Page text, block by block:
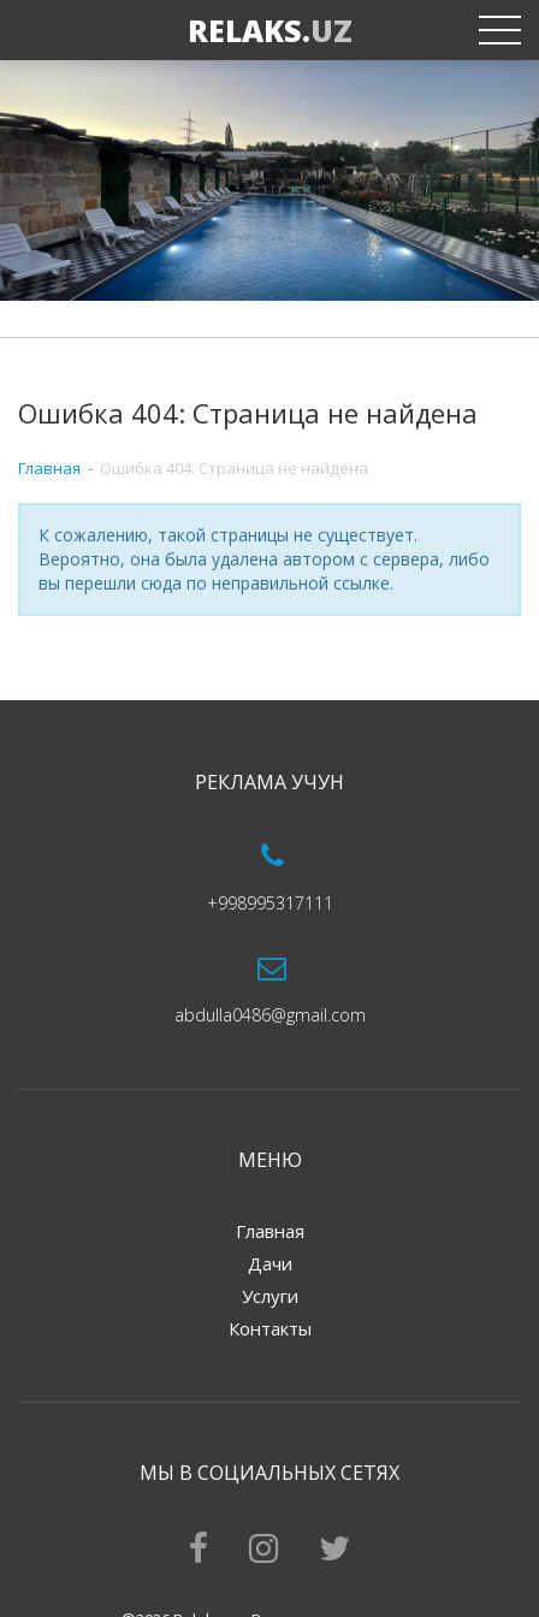
RELAKS.UZ
Ошибка 404: Страница не найдена
Главная Ошибка 404: Страница не найдена
К сожалению, такой страницы не существует.
Вероятно, она была удалена автором с сервера, либо
вы перешли сюда по неправильной ссылке.
РЕКЛАМА УЧУН
+998995317111
abdulla0486@gmail.com
МЕНЮ
Главная
Дачи
Услуги
Контакты
МЫ В СОЦИАЛЬНЫХ СЕТЯХ